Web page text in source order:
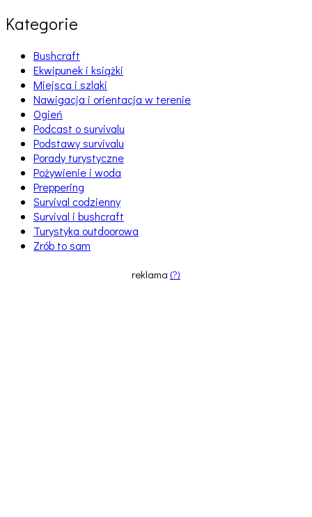
Kategorie
Bushcraft
Ekwipunek i książki
Miejsca i szlaki
Nawigacja i orientacja w terenie
Ogień
Podcast o survivalu
Podstawy survivalu
Porady turystyczne
Pożywienie i woda
Preppering
Survival codzienny
Survival i bushcraft
Turystyka outdoorowa
Zrób to sam
reklama (?)